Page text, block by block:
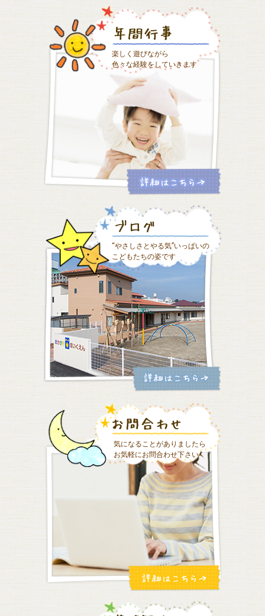
楽しく遊びながら
色々な経験をしていきます
“やさしさとやる気”いっぱいの
こどもたちの姿です
気になることがありましたら
お気軽にお問合わせ下さい